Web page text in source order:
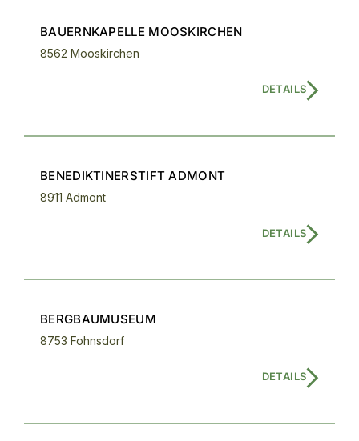
BAUERNKAPELLE MOOSKIRCHEN
8562 Mooskirchen
DETAILS
BENEDIKTINERSTIFT ADMONT
8911 Admont
DETAILS
BERGBAUMUSEUM
8753 Fohnsdorf
DETAILS